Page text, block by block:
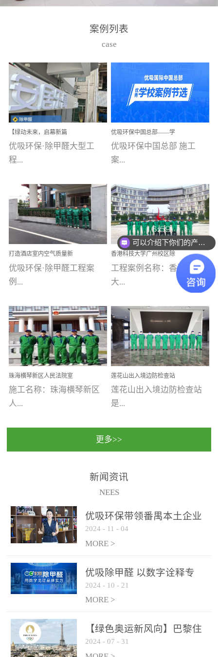
高技能的团队。汇聚了众
取得了多项产品技术专利
和多项国家版权局著作
权，获得高新技术企业称
号。生产优势自主生产自
给自足，优吸公司于2015
在广州番禺区成功建立产
品线生产基地，工厂拥有
自动化生产设备和成熟的
选择源头源材料、严控产
品质量，我们每一批的生
产产品都经过严格的质检
程序；生产车间为优吸总
部和全国分支机构生产光
触媒、净醛王、祛味剂等
优吸系列产品，保质保量
完成生产任务，确保全国
求。资质优势团队优势分
支优势优吸环保是一棵正
茁壮成长的树，只要我们
人人都爱护她、珍惜她、
她将越来越枝繁叶茂，终
将会成为一棵参天大树！
优吸环保截止2020年拥有
全国600家网点分支机构。
案例列表
case
【绿动未来，启幕新篇
章】优吸环保中标深圳安
居乐寓，超大型工装室内
空气治理项目顺利启航，
优吸环保·除甲醛大型工
程...
案例【深圳安居乐寓】室
内空气治理项目深圳安居
乐寓 深圳市安居乐寓
为深圳安居集团旗下城...
优吸环保中国总部——学
校施工案例(节选)
优吸环保中国总部 施工
案...
例(学校工装节选)广州南沙
小学(珠江湾校区)项目地
址：广州市南沙区海滨路
南沙珠江湾江门市蓬江区
禾...
打造酒店室内空气质量新
标杆——优吸环保·标杆之
作：东莞美豪雅致酒店室
内空气治理工程纪实
优吸环保·除甲醛工程案
例...
【东莞美豪雅致酒店】室
内空气治理项目东莞美豪
雅致酒店 东莞美豪雅
致酒店是为中高端人士...
香港科技大学广州校区除
甲醛项目圆满完成
工程案例名称：香港科技
大...
学广州校区室内空气治
理 工程案例地址：广
州南沙区·香港科技大学(广
州)校区 工程案...
珠海横琴新区人民法院室
内除甲醛空气治理项目
施工名称：珠海横琴新区
人...
民法院室内除甲醛空气治
保施工日期：2020年1月珠
莲花山出入境边防检查站
室内除甲醛空气治理项目
莲花山出入境边防检查站
是...
国家通过设在对外开放口
（及各出入境边防检查
更多>>
新闻资讯
NEES
优吸环保带领番禺本​土企业
勇敢破局向“新”
2024 - 11 - 04
MORE >
优吸除甲醛 以数字诠释专
业，尽显除醛品牌实力！
2024 - 10 - 21
MORE >
【绿色奥运新风向】巴黎住
宿风波：优吸环保共建健康
2024 - 07 - 31
可以介绍下你们的产品么